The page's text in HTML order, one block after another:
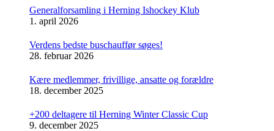
Generalforsamling i Herning Ishockey Klub
1. april 2026
Verdens bedste buschauffør søges!
28. februar 2026
Kære medlemmer, frivillige, ansatte og forældre
18. december 2025
+200 deltagere til Herning Winter Classic Cup
9. december 2025